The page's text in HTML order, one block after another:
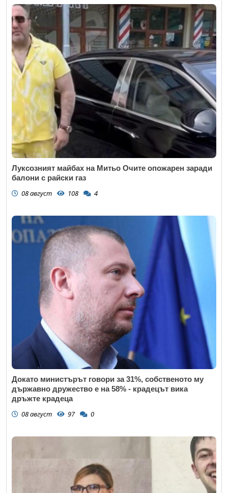
Луксозният майбах на Митьо Очите опожарен заради
балони с райски газ
08 август 108 4
Докато министърът говори за 31%, собственото му
държавно дружество е на 58% - крадецът вика
дръжте крадеца
08 август 97 0